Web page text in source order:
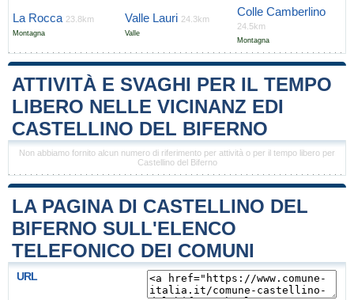
La Rocca 23.8km
Montagna
Valle Lauri 24.3km
Valle
Colle Camberlino
24.5km
Montagna
ATTIVITÀ E SVAGHI PER IL TEMPO
LIBERO NELLE VICINANZ EDI
CASTELLINO DEL BIFERNO
Non abbiamo fornito alcun numero di riferimento per attività o per il tempo libero per
Castellino del Biferno
LA PAGINA DI CASTELLINO DEL
BIFERNO SULL'ELENCO
TELEFONICO DEI COMUNI
URL